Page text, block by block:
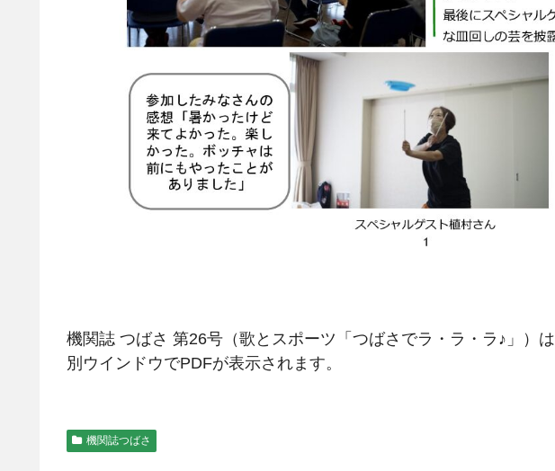
機関誌 つばさ 第26号（歌とスポーツ「つばさでラ・ラ・ラ♪」）は
別ウインドウでPDFが表示されます。
機関誌つばさ